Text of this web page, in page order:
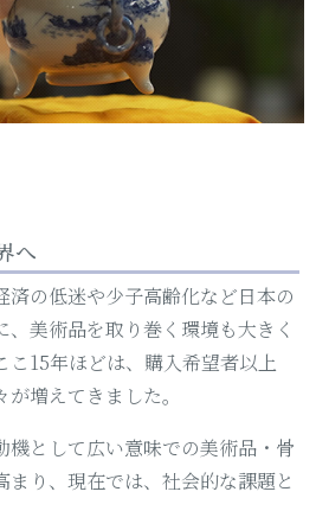
へ
済の低迷や少子高齢化など日本の
美術品を取り巻く環境も大きく
こ15年ほどは、購入希望者以上
増えてきました。
機として広い意味での美術品・骨
り、現在では、社会的な課題と